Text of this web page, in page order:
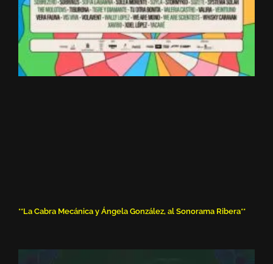
**La Cabra Mecánica y Ángela González, al Sonorama Ribera**